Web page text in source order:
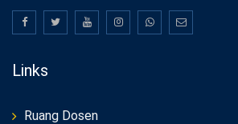
Links
Ruang Dosen